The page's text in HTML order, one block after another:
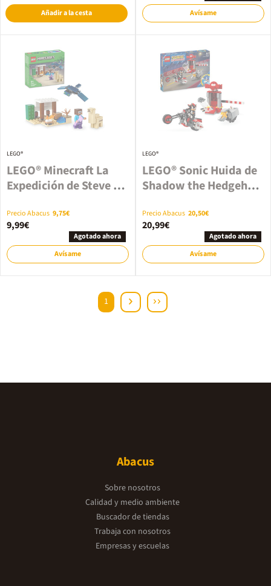
Añadir a la cesta
Avísame
LEGO® Minecraft La
Expedición de Steve al
LEGO®
Precio Abacus 9,75€
9,99€
Agotado ahora
Avísame
LEGO® Sonic Huida de
Shadow the Hedgehog
LEGO®
Precio Abacus 20,50€
20,99€
Agotado ahora
Avísame
1
Abacus
Sobre nosotros
Calidad y medio ambiente
Buscador de tiendas
Trabaja con nosotros
Empresas y escuelas